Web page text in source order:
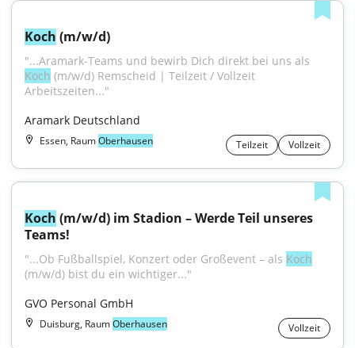
Koch (m/w/d)
Koch (m/w/d) Remscheid | Teilzeit / Vollzeit
Arbeitszeiten..."
Aramark Deutschland
Essen, RaumOberhausen Teilzeit Vollzeit
Koch (m/w/d) im Stadion – Werde Teil unseres
Teams!
"...Ob Fußballspiel, Konzert oder Großevent – als Koch
(m/w/d) bist du ein wichtiger..."
GVO Personal GmbH
Duisburg, RaumOberhausen Vollzeit